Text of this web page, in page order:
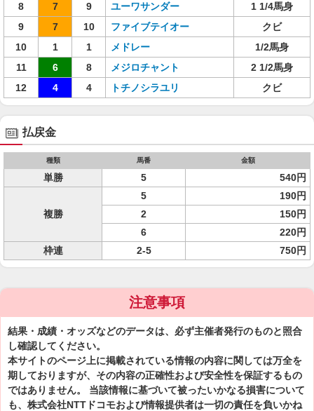
8
7 9 ユーワサンダー
1 1/4馬身
9
7 10 ファイブテイオー
クビ
10
1 1 メドレー
1/2馬身
11
6 8 メジロチャント
2 1/2馬身
12
4 4 トチノシラユリ クビ
払戻金
種類 馬番 金額
単勝 5 540円
複勝
5
190円
2
150円
6
220円
枠連
2-5 750円
注意事項
結果・成績・オッズなどのデータは、必ず主催者発行のものと照合
し確認してください。
本サイトのページ上に掲載されている情報の内容に関しては万全を
期しておりますが、その内容の正確性および安全性を保証するもの
ではありません。 当該情報に基づいて被ったいかなる損害について
も、株式会社NTTドコモおよび情報提供者は一切の責任を負いかね